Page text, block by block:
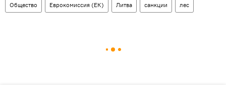
Общество Еврокомиссия (ЕК) Литва санкции лес